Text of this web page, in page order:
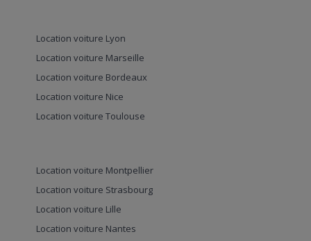
Location voiture Lyon
Location voiture Marseille
Location voiture Bordeaux
Location voiture Nice
Location voiture Toulouse
Location voiture Montpellier
Location voiture Strasbourg
Location voiture Lille
Location voiture Nantes